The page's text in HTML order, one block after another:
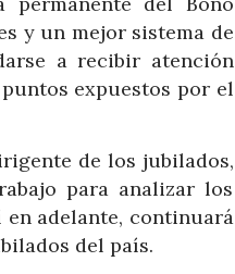
y un mejor sistema de
a recibir atención
expuestos por el
de los jubilados,
para analizar los
adelante, continuará
del país.